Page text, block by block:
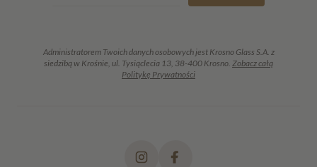
Administratorem Twoich danych osobowych jest Krosno Glass S.A. z
siedzibą w Krośnie, ul. Tysiąclecia 13, 38-400 Krosno. Zobacz całą
Politykę Prywatności